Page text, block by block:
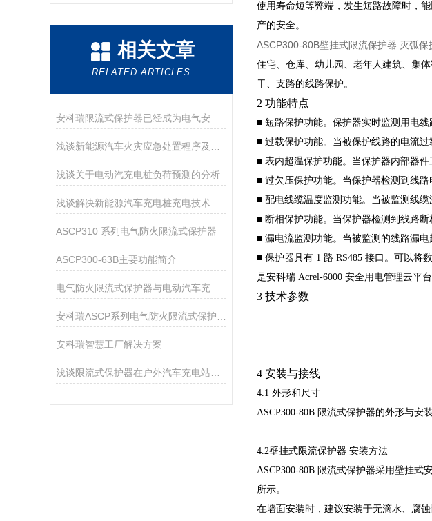
相关文章
RELATED ARTICLES
安科瑞限流式保护器已经成为电气安全的“标配防线”
浅谈关于电动汽充电桩负荷预测的分析
浅谈解决新能源汽车充电桩充电技术难题的方法
ASCP310 系列电气防火限流式保护器
ASCP300-63B主要功能简介
电气防火限流式保护器与电动汽车充电桩的搭配使用
安科瑞智慧工厂解决方案
浅谈限流式保护器在户外汽车充电站的应用
使用寿命短等弊端，发生短路故障时，
产的安全。
ASCP300-80B壁挂式限流保护器 灭弧保
住宅、仓库、幼儿园、老年人建筑、集
干、支路的线路保护。
2 功能特点
■ 短路保护功能。保护器实时监测用电
■ 过载保护功能。当被保护线路的电流
■ 表内超温保护功能。当保护器内部器
■ 过欠压保护功能。当保护器检测到线
■ 配电线缆温度监测功能。当被监测线
■ 断相保护功能。当保护器检测到线路
■ 漏电流监测功能。当被监测的线路漏
■ 保护器具有 1 路 RS485 接口。可以将
是安科瑞 Acrel-6000 安全用电管理云平
3 技术参数
4 安装与接线
4.1 外形和尺寸
ASCP300-80B 限流式保护器的外形与安
4.2壁挂式限流保护器 安装方法
ASCP300-80B 限流式保护器采用壁挂式
所示。
在墙面安装时，建议安装于无滴水、腐